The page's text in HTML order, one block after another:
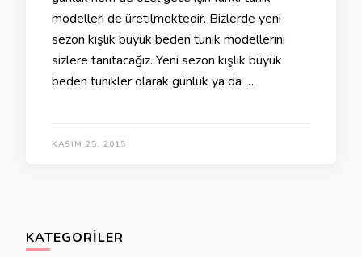
modelleri de üretilmektedir. Bizlerde yeni
sezon kışlık büyük beden tunik modellerini
sizlere tanıtacağız. Yeni sezon kışlık büyük
beden tunikler olarak günlük ya da …
KASIM 25, 2015
KATEGORILER